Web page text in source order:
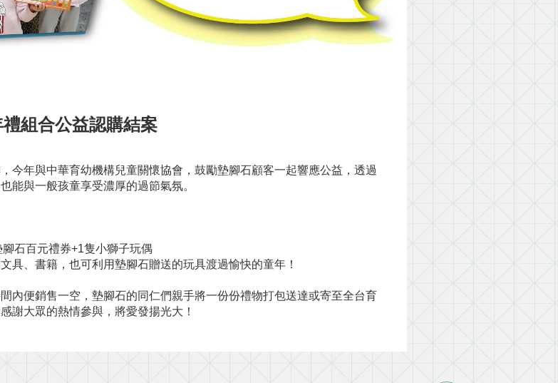
組合公益認購結案
今年與中華育幼機構兒童關懷協會，鼓勵墊腳石顧客一起響應公益，透過
能與一般孩童享受濃厚的過節氣氛。
石百元禮券+1隻小獅子玩偶
具、書籍，也可利用墊腳石贈送的玩具渡過愉快的童年！
內便銷售一空，墊腳石的同仁們親手將一份份禮物打包送達或寄至全台育
謝大眾的熱情參與，將愛發揚光大！